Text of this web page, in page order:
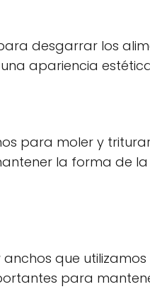
desgarrar los
apariencia
para moler y
la forma de
que
para